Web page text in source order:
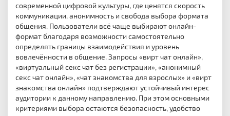
современной цифровой культуры, где ценятся скорость
коммуникации, анонимность и свобода выбора формата
общения. Пользователи всё чаще выбирают онлайн-
формат благодаря возможности самостоятельно
определять границы взаимодействия и уровень
вовлечённости в общение. Запросы «вирт чат онлайн»,
«виртуальный секс чат без регистрации», «анонимный
секс чат онлайн», «чат знакомства для взрослых» и «вирт
знакомства онлайн» подтверждают устойчивый интерес
аудитории к данному направлению. При этом основными
критериями выбора остаются безопасность, удобство